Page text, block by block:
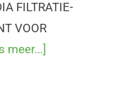
FILTRATIE-
VOOR
meer...]